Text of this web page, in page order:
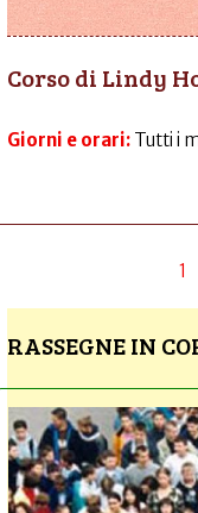
Corso di Lindy
Giorni e orari: Tutti i
1
RASSEGNE IN